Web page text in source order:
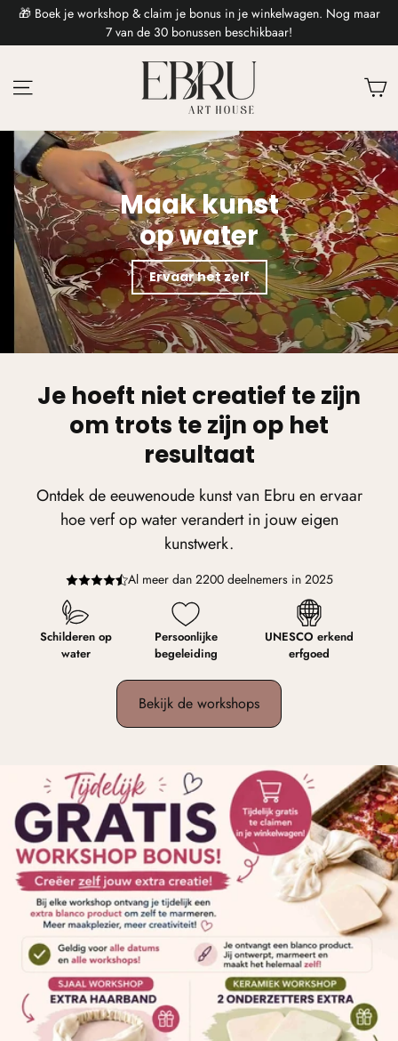
🎁 Boek je workshop & claim je bonus in je winkelwagen. Nog maar
7 van de 30 bonussen beschikbaar!
Ebru
Art
House
Maak kunst
op water
Ervaar het zelf
Je hoeft niet creatief te zijn
om trots te zijn op het
resultaat
Ontdek de eeuwenoude kunst van Ebru en ervaar
hoe verf op water verandert in jouw eigen
kunstwerk.
Al meer dan 2200 deelnemers in 2025
Schilderen op
water
Persoonlijke
begeleiding
UNESCO erkend
erfgoed
Bekijk de workshops